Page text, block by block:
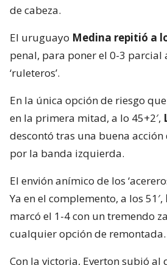
de cabeza.
El uruguayo Medina repitió a
penal, para poner el 0-3 parcial
‘ruleteros’.
En la única opción de riesgo
en la primera mitad, a lo 45+2′,
descontó tras una buena
por la banda izquierda.
El envión anímico de los
Ya en el complemento, a los 51′,
marcó el 1-4 con un tremendo
cualquier opción de remontada.
Con la victoria, Everton subió al